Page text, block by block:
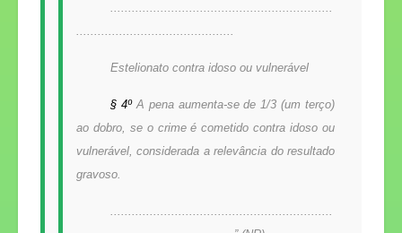
..............................................................
............................................
Estelionato contra idoso ou vulnerável
§ 4ºA pena aumenta-se de 1/3 (um terço)
ao dobro, se o crime é cometido contra idoso ou
vulnerável, considerada a relevância do resultado
gravoso.
..............................................................